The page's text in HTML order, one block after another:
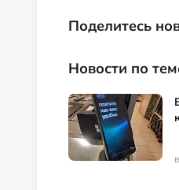
Поделитесь
Новости по